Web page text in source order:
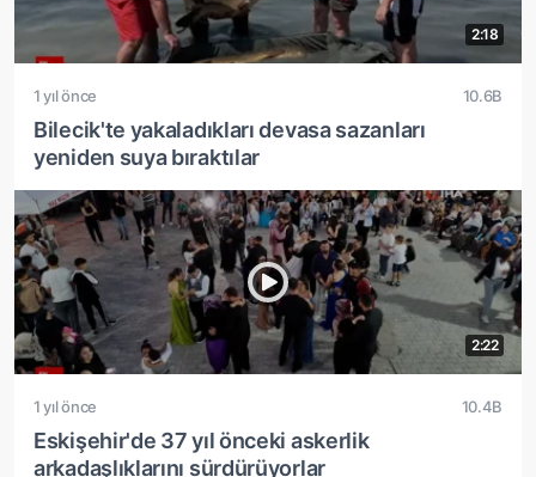
2:18
1 yıl önce 10.6B
Bilecik'te yakaladıkları devasa sazanları
yeniden suya bıraktılar
2:22
1 yıl önce 10.4B
Eskişehir'de 37 yıl önceki askerlik
arkadaşlıklarını sürdürüyorlar